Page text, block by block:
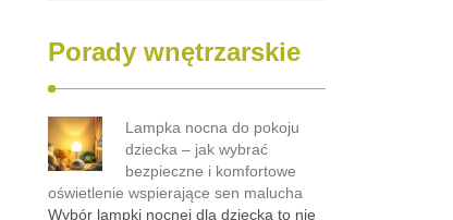
Porady wnętrzarskie
Lampka nocna do pokoju
dziecka – jak wybrać
bezpieczne i komfortowe
oświetlenie wspierające sen malucha
Wybór lampki nocnej dla dziecka to nie